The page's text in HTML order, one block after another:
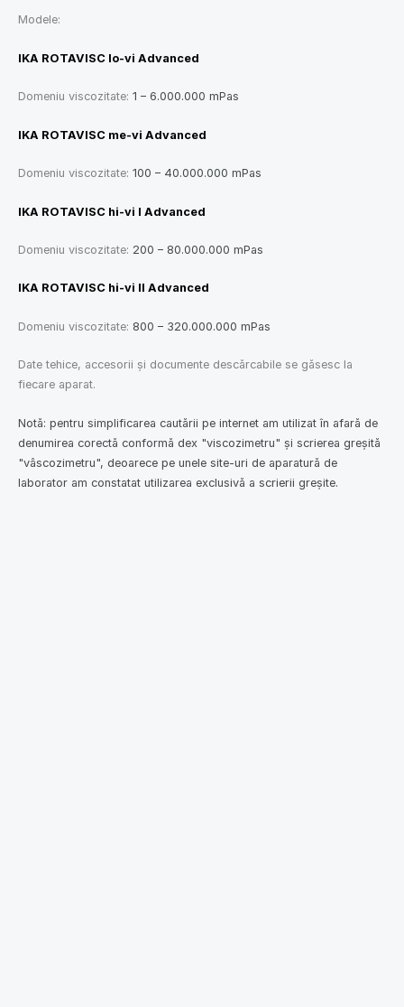
Modele:
IKA ROTAVISC lo-vi Advanced
Domeniu viscozitate: 1 – 6.000.000 mPas
IKA ROTAVISC me-vi Advanced
Domeniu viscozitate: 100 – 40.000.000 mPas
IKA ROTAVISC hi-vi I Advanced
Domeniu viscozitate: 200 – 80.000.000 mPas
IKA ROTAVISC hi-vi II Advanced
Domeniu viscozitate: 800 – 320.000.000 mPas
Date tehice, accesorii şi documente descărcabile se găsesc la
fiecare aparat.
Notă: pentru simplificarea cautării pe internet am utilizat în afară de
denumirea corectă conformă dex "viscozimetru" şi scrierea greşită
"vâscozimetru", deoarece pe unele site-uri de aparatură de
laborator am constatat utilizarea exclusivă a scrierii greşite.